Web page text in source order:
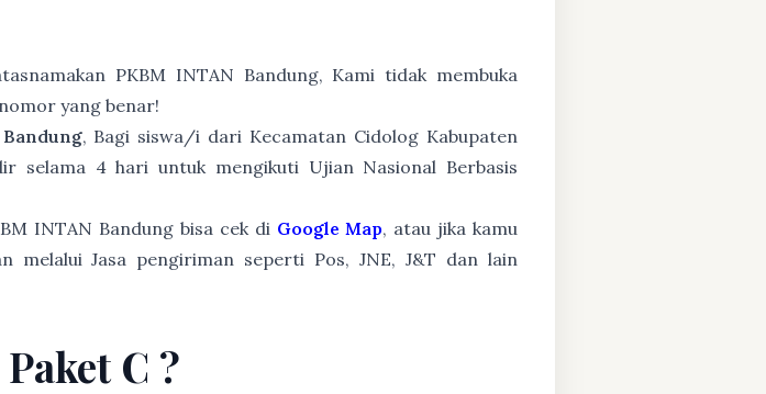
PKBM INTAN Bandung, Kami tidak membuka
yang benar!
, Bagi siswa/i dari Kecamatan Cidolog Kabupaten
selama 4 hari untuk mengikuti Ujian Nasional Berbasis
INTAN Bandung bisa cek di Google Map, atau jika kamu
melalui Jasa pengiriman seperti Pos, JNE, J&T dan lain
C ?